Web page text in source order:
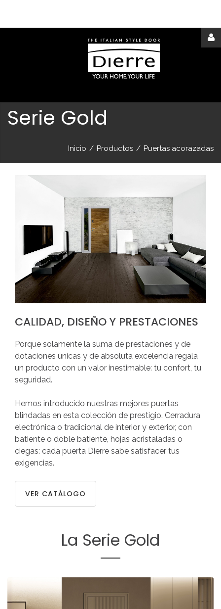
Serie Gold
Inicio / Productos / Puertas acorazadas
CALIDAD, DISEÑOY PRESTACIONES
Porque solamente la suma de prestaciones y de
dotaciones únicas y de absoluta excelencia regala
un producto con un valor inestimable: tu confort, tu
seguridad.
Hemos introducido nuestras mejores puertas
blindadas en esta colección de prestigio. Cerradura
electrónica o tradicional de interior y exterior, con
batiente o doble batiente, hojas acristaladas o
ciegas: cada puerta Dierre sabe satisfacer tus
exigencias.
VER CATÁLOGO
La Serie Gold
Acceder
registrarse
Remember
me
¿Recordar
usuario?
/
¿Recordar
contraseña?